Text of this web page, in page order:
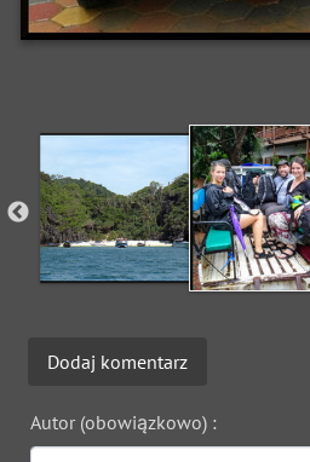
Dodaj komentarz
Autor (obowiązkowo) :